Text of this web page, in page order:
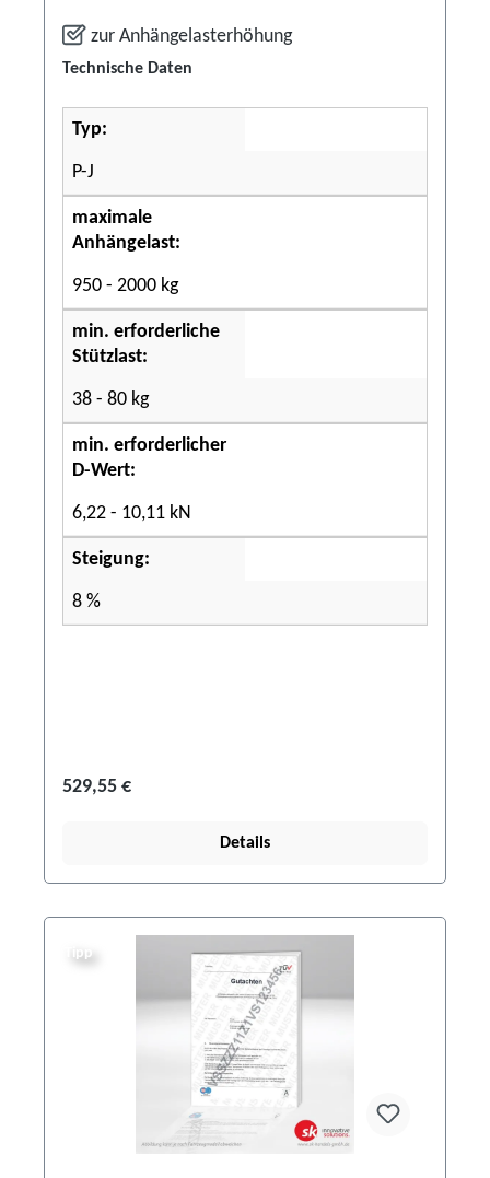
zur Anhängelasterhöhung
Technische Daten
Typ:
P-J
maximale
Anhängelast:
950 - 2000 kg
min. erforderliche
Stützlast:
38 - 80 kg
min. erforderlicher
D-Wert:
6,22 - 10,11 kN
Steigung:
8 %
529,55 €
Details
Tipp